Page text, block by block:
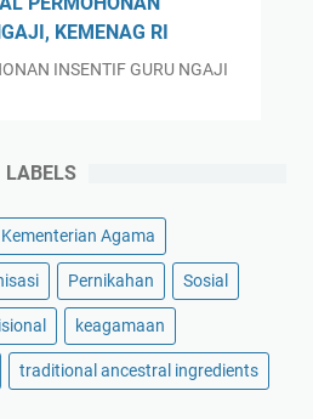
KEMENAG RI
INSENTIF GURU NGAJI
LABELS
Kementerian Agama
Pernikahan Sosial
keagamaan
traditional ancestral ingredients